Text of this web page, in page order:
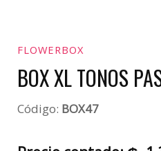
FLOWERBOX
BOX XL TONOS
Código: BOX47